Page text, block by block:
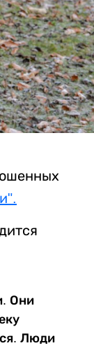
Они
Люди